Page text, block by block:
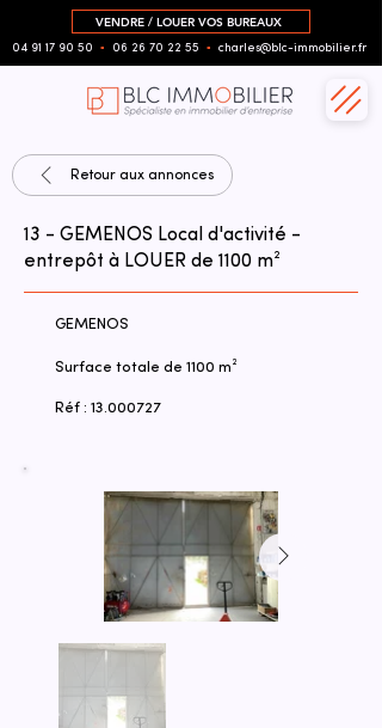
VENDRE / LOUER VOS BUREAUX
04 91 17 90 50 ▪︎ 06 26 70 22 55 ▪︎ charles@blc-immobilier.fr
Retour aux annonces
13 - GEMENOS Local d'activité -
entrepôt à LOUER de 1100 m²
GEMENOS
Surface totale de 1100 m²
Réf : 13.000727